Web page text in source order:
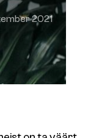
2021